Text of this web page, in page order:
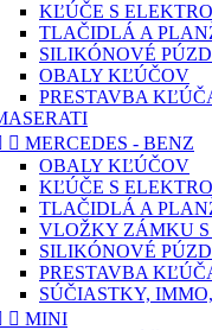
KĽÚČE S
TLAČIDLÁ A
SILIKÓNOVÉ
OBALY KĽÚČOV
PRESTAVBA
 MERCEDES - BENZ
OBALY KĽÚČOV
KĽÚČE S
TLAČIDLÁ A
VLOŽKY ZÁMKU
SILIKÓNOVÉ
PRESTAVBA
SÚČIASTKY,
 MINI